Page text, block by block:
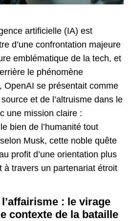
artificielle (IA) est
d’une confrontation majeure
emblématique de la tech, et
le phénomène
OpenAI se présentait comme
et de l’altruisme dans le
une mission claire :
bien de l’humanité tout
Musk, cette noble quête
profit d’une orientation plus
à travers un partenariat étroit
: le virage
contexte de la bataille